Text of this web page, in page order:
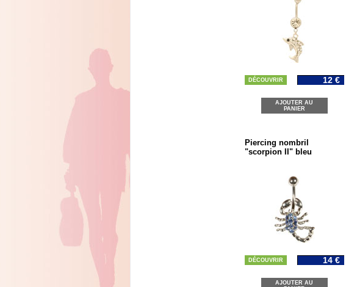
DÉCOUVRIR 12 €
AJOUTER AU
PANIER
Piercing nombril
"scorpion II" bleu
DÉCOUVRIR 14 €
AJOUTER AU